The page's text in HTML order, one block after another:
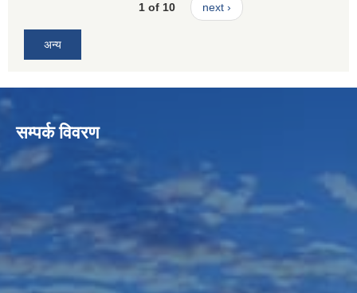
1 of 10 next ›
अन्य
सम्पर्क विवरण